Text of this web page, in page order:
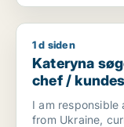
Kateryna søger
1 d siden
Kateryna
chef /
I am
from Ukraine,